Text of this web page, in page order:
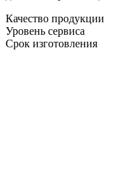
Качество продукции
Уровень сервиса
Срок изготовления